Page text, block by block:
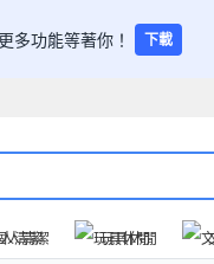
多功能等著你！ 下載
人清潔 玩具休閒